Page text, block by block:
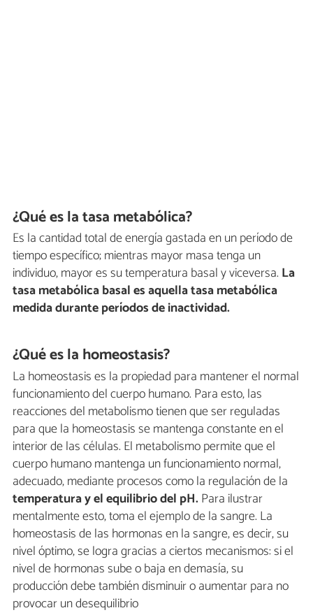
¿Qué es la tasa metabólica?
Es la cantidad total de energía gastada en un período de
tiempo específico; mientras mayor masa tenga un
individuo, mayor es su temperatura basal y viceversa. La
tasa metabólica basal es aquella tasa metabólica
medida durante períodos de inactividad.
¿Qué es la homeostasis?
La homeostasis es la propiedad para mantener el normal
funcionamiento del cuerpo humano. Para esto, las
reacciones del metabolismo tienen que ser reguladas
para que la homeostasis se mantenga constante en el
interior de las células. El metabolismo permite que el
cuerpo humano mantenga un funcionamiento normal,
adecuado, mediante procesos como la regulación de la
temperatura y el equilibrio del pH.Para ilustrar
mentalmente esto, toma el ejemplo de la sangre. La
homeostasis de las hormonas en la sangre, es decir, su
nivel óptimo, se logra gracias a ciertos mecanismos: si el
nivel de hormonas sube o baja en demasía, su
producción debe también disminuir o aumentar para no
provocar un desequilibrio